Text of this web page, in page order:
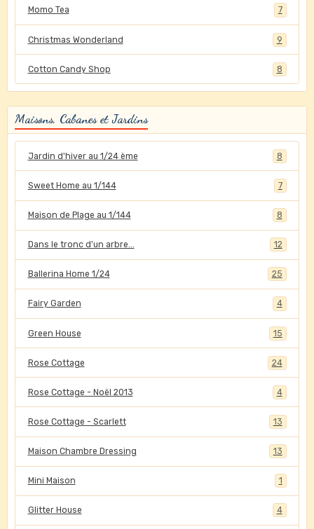
Momo Tea 7
Christmas Wonderland 9
Cotton Candy Shop 8
Maisons, Cabanes et Jardins
Jardin d'hiver au 1/24 ème 8
Sweet Home au 1/144 7
Maison de Plage au 1/144 8
Dans le tronc d'un arbre... 12
Ballerina Home 1/24 25
Fairy Garden 4
Green House 15
Rose Cottage 24
Rose Cottage - Noël 2013 4
Rose Cottage - Scarlett 13
Maison Chambre Dressing 13
Mini Maison 1
Glitter House 4